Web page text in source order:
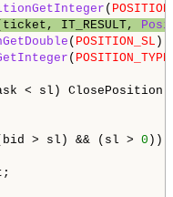
(
IT_RESULT,
( POSITION_SL );
( POSITION_TYPE
< sl)
> sl) && (sl > 0 ))